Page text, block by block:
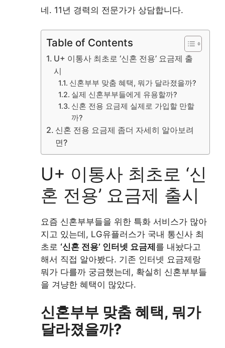
네. 11년 경력의 전문가가 상담합니다.
Table of Contents
U+ 이통사 최초로 ‘신혼 전용’ 요금제 출
시
신혼부부 맞춤 혜택, 뭐가 달라졌을까?
실제 신혼부부들에게 유용할까?
신혼 전용 요금제 실제로 가입할 만할
까?
신혼 전용 요금제 좀더 자세히 알아보려
면?
U+ 이통사 최초로 ‘신
혼 전용’ 요금제 출시
요즘 신혼부부들을 위한 특화 서비스가 많아
지고 있는데, LG유플러스가 국내 통신사 최
초로 ‘신혼 전용’ 인터넷 요금제를 내놨다고
해서 직접 알아봤다. 기존 인터넷 요금제랑
뭐가 다를까 궁금했는데, 확실히 신혼부부들
을 겨냥한 혜택이 많았다.
신혼부부 맞춤 혜택, 뭐가
달라졌을까?